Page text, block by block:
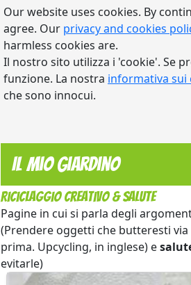
Our website uses cookies. By
agree. Our privacy and cookies
harmless cookies are.
Il nostro sito utilizza i 'cookie'. Se
funzione. La nostra informativa sui
che sono innocui.
Il Mio Giardino
Riciclaggio creativo & salute
Pagine in cui si parla degli
(Prendere oggetti che butteresti
prima. Upcycling, in inglese) e
evitarle)